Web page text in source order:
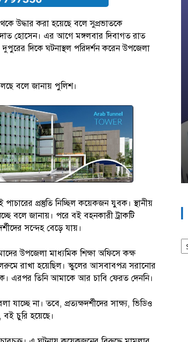
উদ্ধার করা হয়েছে বলে সুপ্রভাতকে
হোসেন। এর আগে মঙ্গলবার দিবাগত রাত
দিকে ঘটনাস্থল পরিদর্শন করেন উপজেলা
বলে জানায় পুলিশ।
প্রস্তুতি নিচ্ছিল কয়েকজন যুবক। স্থানীয়
বলে জানায়। পরে বই বহনকারী ট্রাকটি
সন্দেহ বেড়ে যায়।
উপজেলা মাধ্যমিক শিক্ষা অফিসে কক্ষ
রাখা হয়েছিল। স্কুলের আসবাবপত্র সরানোর
এরপর তিনি আমাকে আর চাবি ফেরত দেননি।
না। তবে, প্রত্যক্ষদর্শীদের সাক্ষ্য, ভিডিও
বই চুরি হয়েছে।